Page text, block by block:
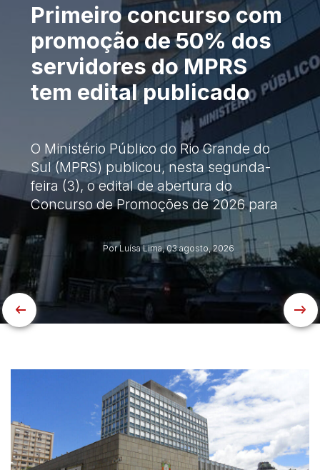
Primeiro concurso com
promoção de 50% dos
servidores do MPRS
tem edital publicado
O Ministério Público do Rio Grande do
Sul (MPRS) publicou, nesta segunda-
feira (3), o edital de abertura do
Concurso de Promoções de 2026 para
os servidores efetivos da instituição.
Este será o...Por Luísa Lima,03 agosto, 2026
Anterior